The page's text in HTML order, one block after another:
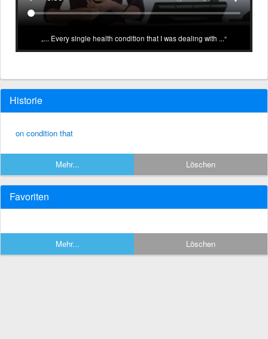
... Every single health condition that I was dealing with ...
Historie
on condition that
Mehr... Löschen
Favoriten
Mehr... Löschen